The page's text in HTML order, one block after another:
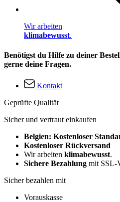
Wir arbeiten
klimabewusst.
Benötigst du Hilfe zu deiner
gerne deine Fragen.
Kontakt
Geprüfte Qualität
Sicher und vertraut einkaufen
Belgien: Kostenloser
Kostenloser Rückversand
Wir arbeiten klimabewusst.
Sichere Bezahlung mit SSL-
Sicher bezahlen mit
Vorauskasse